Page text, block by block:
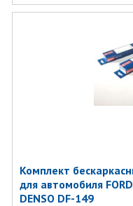
Комплект
для автомобиля
DENSO DF-149